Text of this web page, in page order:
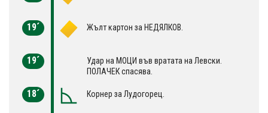
19´ Жълт картон за НЕДЯЛКОВ.
19´
Удар на МОЦИ във вратата на Левски.
ПОЛАЧЕК спасява.
18´ Корнер за Лудогорец.